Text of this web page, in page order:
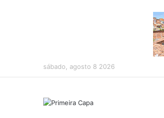
sábado, agosto 8 2026